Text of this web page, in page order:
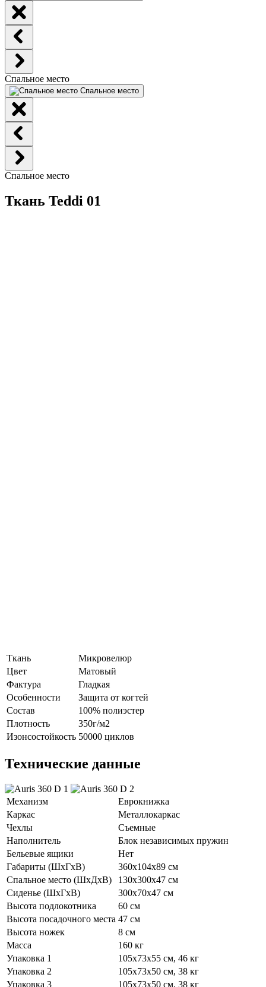
Спальное место
Спальное место
Спальное место
Ткань Teddi 01
Ткань
Микровелюр
Цвет
Матовый
Фактура
Гладкая
Особенности
Защита от когтей
Состав
100% полиэстер
Плотность
350г/м2
Изонсостойкость 50000 циклов
Технические данные
Механизм
Еврокнижка
Каркас
Металлокаркас
Чехлы
Съемные
Наполнитель
Блок независимых пружин
Бельевые ящики
Нет
Габариты (ШхГхВ)
360х104х89 см
Спальное место (ШхДхВ)
130х300х47 см
Сиденье (ШхГхВ)
300х70х47 см
Высота подлокотника
60 см
Высота посадочного места 47 см
Высота ножек
8 см
Масса
160 кг
Упаковка 1
105х73х55 см, 46 кг
Упаковка 2
105х73х50 см, 38 кг
Упаковка 3
105х73х50 см, 38 кг